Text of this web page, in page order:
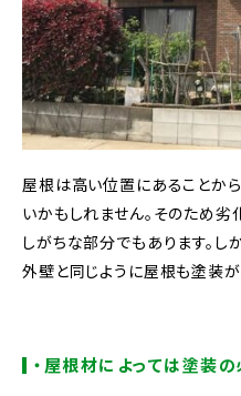
屋根は高い位置にあることか
いかもしれません。そのため
しがちな部分でもあります。
外壁と同じように屋根も塗装が
・屋根材によっては塗装